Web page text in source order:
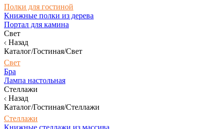
Полки для гостиной
Книжные полки из дерева
Портал для камина
Свет
Назад
Каталог/Гостиная/Свет
Свет
Бра
Лампа настольная
Стеллажи
Назад
Каталог/Гостиная/Стеллажи
Стеллажи
Книжные стеллажи из массива